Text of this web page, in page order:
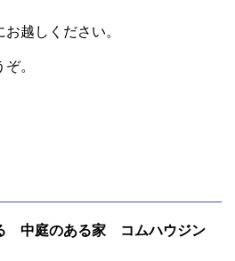
越しください。
。
中庭のある家 コムハウジン